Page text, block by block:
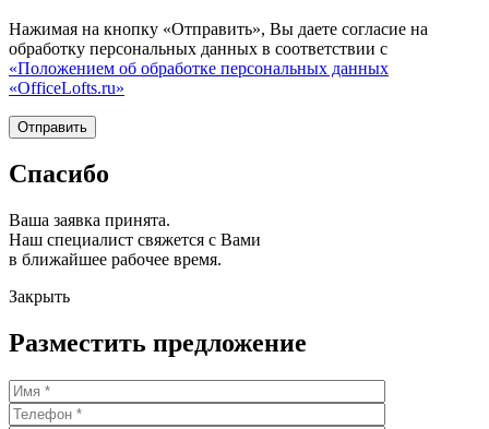
Нажимая на кнопку «Отправить», Вы даете согласие на
обработку персональных данных в соответствии с
«Положением об обработке персональных данных
«OfficeLofts.ru»
Спасибо
Ваша заявка принята.
Наш специалист свяжется с Вами
в ближайшее рабочее время.
Закрыть
Разместить предложение